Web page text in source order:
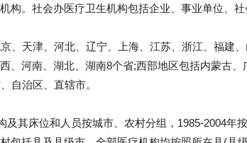
构。社会办医疗卫生机构包括企业、事业单位、社
、天津、河北、辽宁、上海、江苏、浙江、福建
、河南、湖北、湖南8个省;西部地区包括内蒙古
自治区、直辖市。
及其床位和人员按城市、农村分组，1985-2004年